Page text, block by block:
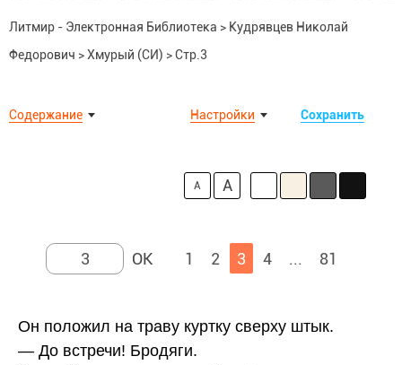
Литмир - Электронная Библиотека > Кудрявцев Николай
Федорович >Хмурый (СИ) >Стр.3
Содержание Сохранить
Настройки
A A
1 2 3 4 ... 81
Он положил на траву куртку сверху штык.
— До встречи! Бродяги.